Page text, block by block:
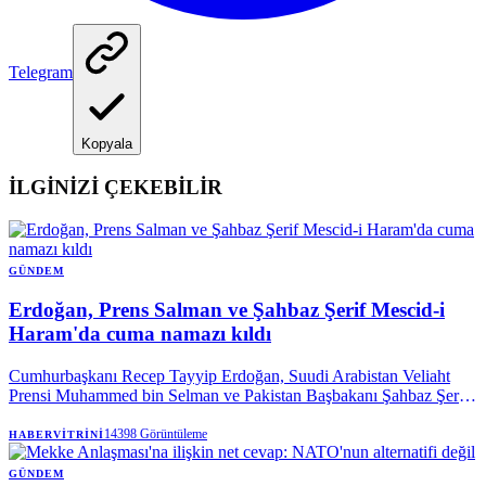
Telegram
Kopyala
İLGİNİZİ ÇEKEBİLİR
GÜNDEM
Erdoğan, Prens Salman ve Şahbaz Şerif Mescid-i
Haram'da cuma namazı kıldı
Cumhurbaşkanı Recep Tayyip Erdoğan, Suudi Arabistan Veliaht
Prensi Muhammed bin Selman ve Pakistan Başbakanı Şahbaz Şerif
HABERVITRINI14398 Görüntüleme
GÜNDEM